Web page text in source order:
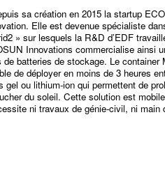
sa création en 2015 la startup
Elle est devenue spécialiste
» sur lesquels la R&D d’EDF
Innovations commercialise ainsi
batteries de stockage. Le
de déployer en moins de 3 heures
ou lithium-ion qui permettent de
du soleil. Cette solution est
ni travaux de génie-civil, ni main